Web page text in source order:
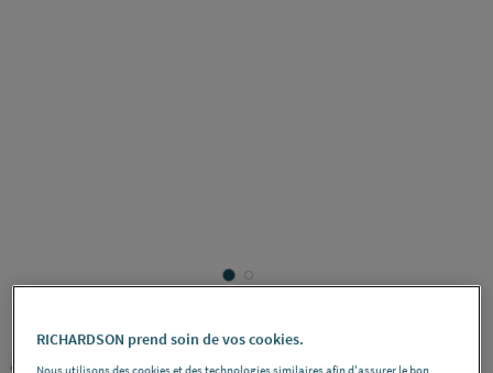
TEN REF : 38343
RICHARDSON prend soin de vos cookies.
Nous utilisons des cookies et des technologies similaires afin d'assurer le bon